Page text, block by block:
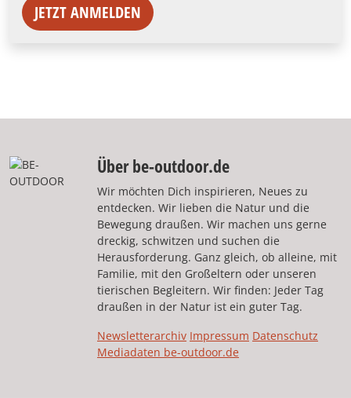
JETZT ANMELDEN
Über be-outdoor.de
Wir möchten Dich inspirieren, Neues zu
entdecken. Wir lieben die Natur und die
Bewegung draußen. Wir machen uns gerne
dreckig, schwitzen und suchen die
Herausforderung. Ganz gleich, ob alleine, mit
Familie, mit den Großeltern oder unseren
tierischen Begleitern. Wir finden: Jeder Tag
draußen in der Natur ist ein guter Tag.
Newsletterarchiv Impressum Datenschutz
Mediadaten be-outdoor.de